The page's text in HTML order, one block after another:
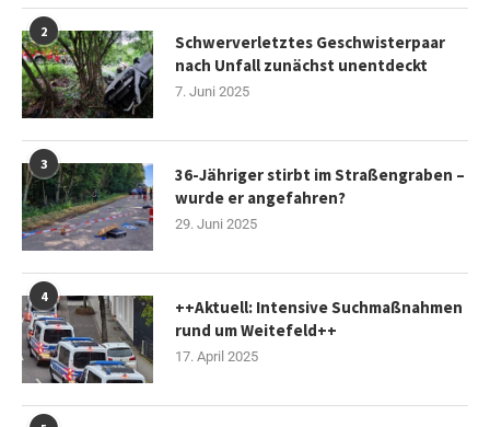
2
Schwerverletztes Geschwisterpaar
nach Unfall zunächst unentdeckt
7. Juni 2025
3
36-Jähriger stirbt im Straßengraben –
wurde er angefahren?
29. Juni 2025
4
++Aktuell: Intensive Suchmaßnahmen
rund um Weitefeld++
17. April 2025